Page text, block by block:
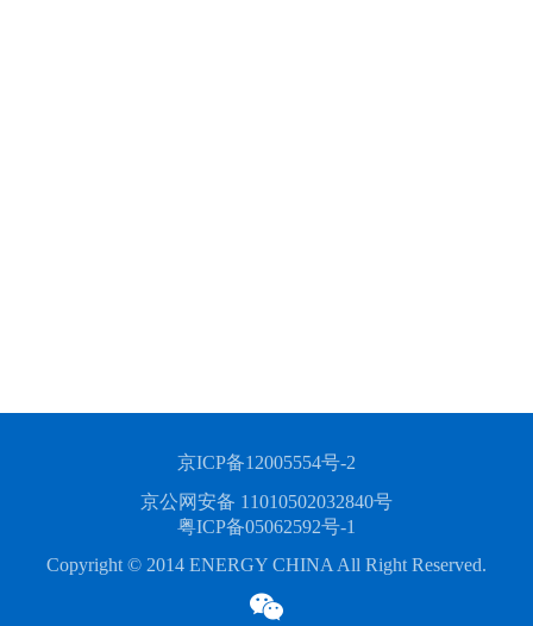
京ICP备12005554号-2
京公网安备 11010502032840号
粤ICP备05062592号-1
Copyright © 2014 ENERGY CHINA All Right Reserved.